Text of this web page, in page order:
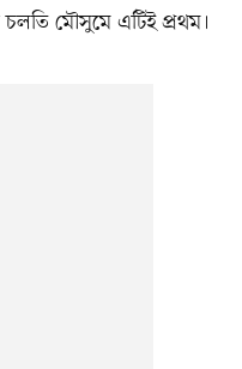
চলতি মৌসুমে এটিই প্রথম।